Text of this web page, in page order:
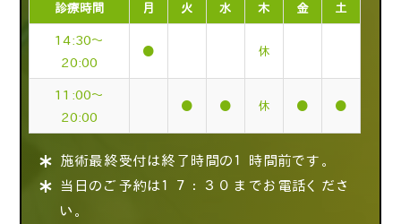
診療時間 月 火 水 木 金 土
14:30～
20:00
● 休
11:00～
20:00
● ● 休 ● ●
施術最終受付は終了時間の１時間前です。
当日のご予約は１７：３０までお電話くださ
い。